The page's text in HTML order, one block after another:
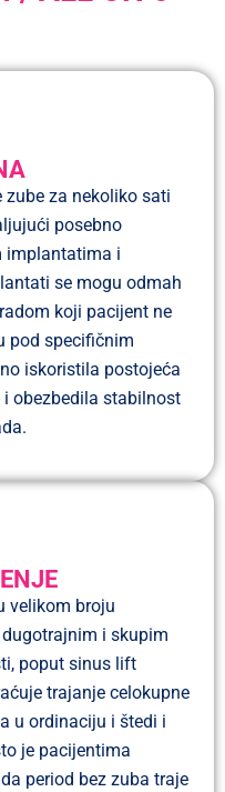
za nekoliko sati
posebno
implantatima i
se mogu odmah
koji pacijent ne
pod specifičnim
iskoristila postojeća
obezbedila stabilnost
velikom broju
i skupim
poput sinus lift
trajanje celokupne
u ordinaciju i štedi i
je pacijentima
period bez zuba traje